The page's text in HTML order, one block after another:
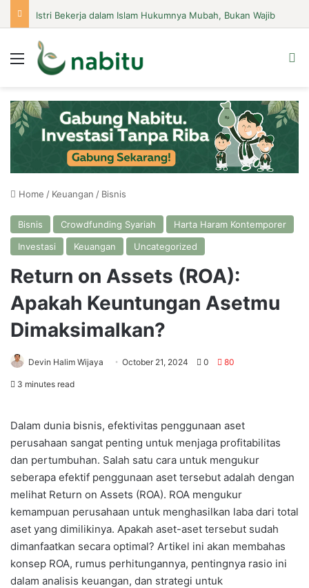
Istri Bekerja dalam Islam Hukumnya Mubah, Bukan Wajib
Menu
Home / Keuangan / Bisnis
Bisnis Crowdfunding Syariah
Harta Haram Kontemporer
Investasi
Keuangan Uncategorized
Return on Assets (ROA):
Apakah Keuntungan Asetmu
Dimaksimalkan?
Devin Halim Wijaya October 21, 2024 0 80
3 minutes read
Dalam dunia bisnis, efektivitas penggunaan aset
perusahaan sangat penting untuk menjaga profitabilitas
dan pertumbuhan. Salah satu cara untuk mengukur
seberapa efektif penggunaan aset tersebut adalah dengan
melihat Return on Assets (ROA). ROA mengukur
kemampuan perusahaan untuk menghasilkan laba dari total
aset yang dimilikinya. Apakah aset-aset tersebut sudah
dimanfaatkan secara optimal? Artikel ini akan membahas
konsep ROA, rumus perhitungannya, pentingnya rasio ini
dalam analisis keuangan, dan strategi untuk